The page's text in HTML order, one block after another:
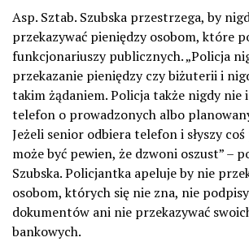
Asp. Sztab. Szubska przestrzega, by
przekazywać pieniędzy osobom, które
funkcjonariuszy publicznych. „Policja
przekazanie pieniędzy czy biżuterii i
takim żądaniem. Policja także nigdy
telefon o prowadzonych albo
Jeżeli senior odbiera telefon i słyszy
może być pewien, że dzwoni oszust” –
Szubska. Policjantka apeluje by nie
osobom, których się nie zna, nie
dokumentów ani nie przekazywać
bankowych.